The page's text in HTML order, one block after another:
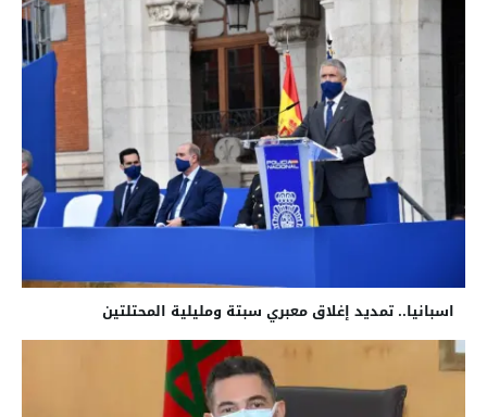
اسبانيا.. تمديد إغلاق معبري سبتة ومليلية المحتلتين